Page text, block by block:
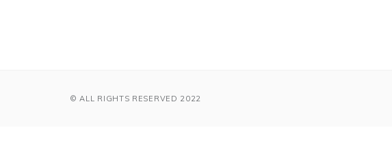
© ALL RIGHTS RESERVED 2022